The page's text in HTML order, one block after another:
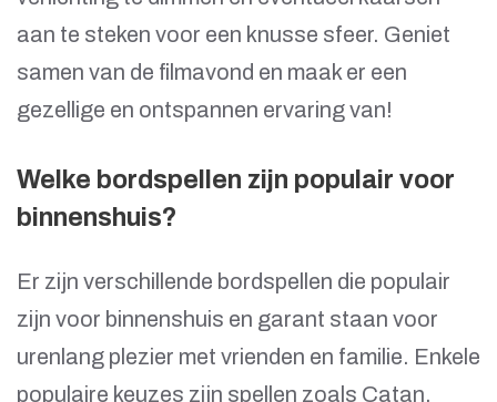
aan te steken voor een knusse sfeer. Geniet
samen van de filmavond en maak er een
gezellige en ontspannen ervaring van!
Welke bordspellen zijn populair voor
binnenshuis?
Er zijn verschillende bordspellen die populair
zijn voor binnenshuis en garant staan voor
urenlang plezier met vrienden en familie. Enkele
populaire keuzes zijn spellen zoals Catan,